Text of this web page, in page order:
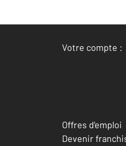
Votre compte :
Accéder à
Offres d'emploi
Devenir